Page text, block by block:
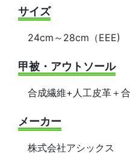
サイズ
24cm～28cm（EEE)
甲被・アウトソール
合成繊維+人工皮革＋
メーカー
株式会社アシックス